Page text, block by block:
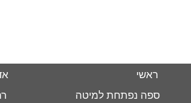
ראשי
ספה נפתחת למיטה